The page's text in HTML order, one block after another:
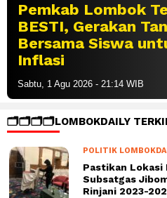
Pemkab Lombok
BESTI, Gerakan
Bersama Siswa
Inflasi
Sabtu, 1 Agu 2026 - 21:14 WIB
🗂️🗂️🗂️🗂️LOMBOKDAILY
POLITIK
Pastikan Lokasi
Subsatgas
Rinjani 2023-